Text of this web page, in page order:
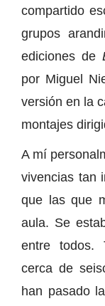
compartido
grupos
ediciones de
por Miguel
versión en la
montajes
A mí
vivencias tan
que las que
aula. Se
entre todos.
cerca de
han pasado